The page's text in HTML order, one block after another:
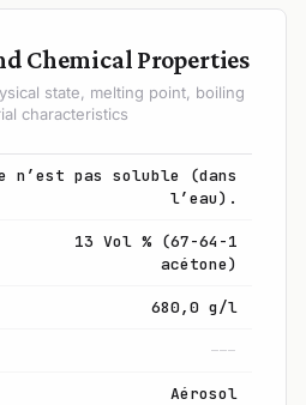
Chemical Properties
state, melting point, boiling
characteristics
n’est pas soluble (dans
l’eau).
13 Vol % (67-64-1
acétone)
680,0 g/l
---
Aérosol